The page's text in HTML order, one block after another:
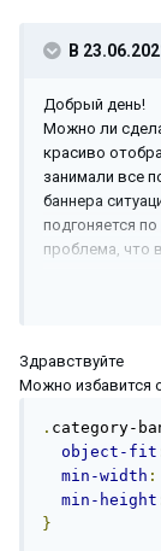
В
Добрый день!
Можно ли
красиво
занимали все
баннера
подгоняется
проблема, что
Здравствуйте
Можно избавится
. category-
object-fit
min-width :
min-height
}